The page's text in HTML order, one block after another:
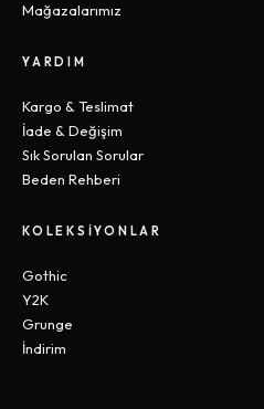
Mağazalarımız
YARDIM
Kargo & Teslimat
İade & Değişim
Sık Sorulan Sorular
Beden Rehberi
KOLEKSIYONLAR
Gothic
Y2K
Grunge
İndirim